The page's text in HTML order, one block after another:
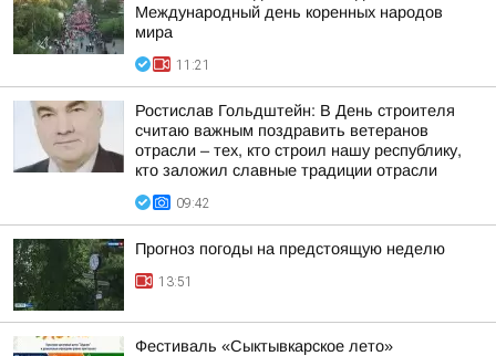
Международный день коренных народов
мира
11:21
Ростислав Гольдштейн: В День строителя
считаю важным поздравить ветеранов
отрасли – тех, кто строил нашу республику,
кто заложил славные традиции отрасли
09:42
Прогноз погоды на предстоящую неделю
13:51
Фестиваль «Сыктывкарское лето»